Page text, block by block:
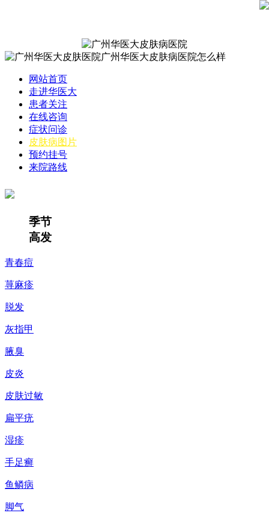
网站首页
走进华医大
患者关注
在线咨询
症状问诊
皮肤病图片
预约挂号
来院路线
季节
高发
青春痘
荨麻疹
脱发
灰指甲
腋臭
皮炎
皮肤过敏
扁平疣
湿疹
手足癣
鱼鳞病
脚气